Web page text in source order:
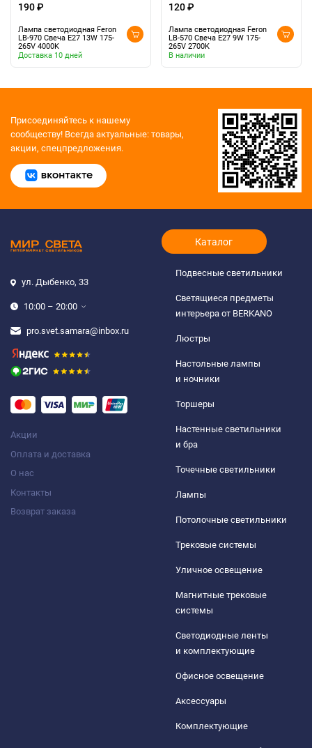
190 ₽
Лампа светодиодная Feron
LB-970 Свеча E27 13W 175-
265V 4000K
Доставка 10 дней
120 ₽
Лампа светодиодная Feron
LB-570 Свеча E27 9W 175-
265V 2700K
В наличии
Присоединяйтесь к нашему
сообществу! Всегда актуальные: товары,
акции, спецпредложения.
ул. Дыбенко, 33
10:00 – 20:00
pro.svet.samara@inbox.ru
Акции
Оплата и доставка
О нас
Контакты
Возврат заказа
Каталог
Подвесные светильники
Светящиеся предметы
интерьера от BERKANO
Люстры
Настольные лампы
и ночники
Торшеры
Настенные светильники
и бра
Точечные светильники
Лампы
Потолочные светильники
Трековые системы
Уличное освещение
Магнитные трековые
системы
Светодиодные ленты
и комплектующие
Офисное освещение
Аксессуары
Комплектующие